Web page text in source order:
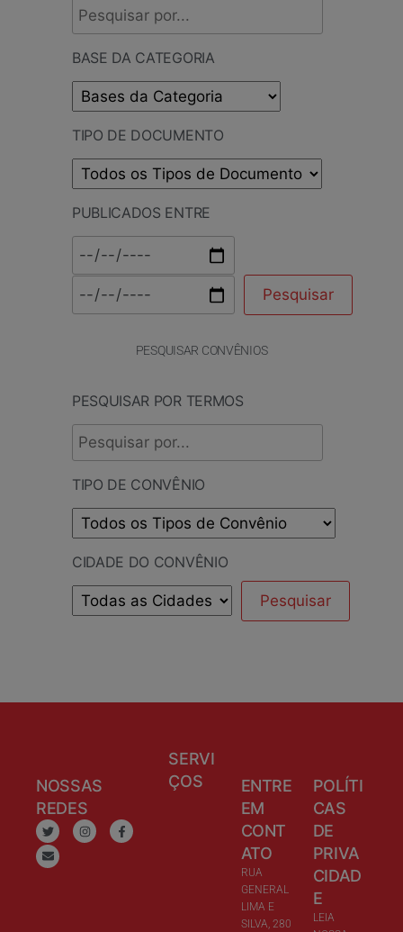
BASE DA CATEGORIA
TIPO DE DOCUMENTO
PUBLICADOS ENTRE
PESQUISAR CONVÊNIOS
PESQUISAR POR TERMOS
TIPO DE CONVÊNIO
CIDADE DO CONVÊNIO
NOSSAS
REDES
SERVI
ÇOS
ENTRE
EM
CONT
ATO
RUA
GENERAL
LIMA E
SILVA, 280
POLÍTI
CAS
DE
PRIVA
CIDAD
E
LEIA